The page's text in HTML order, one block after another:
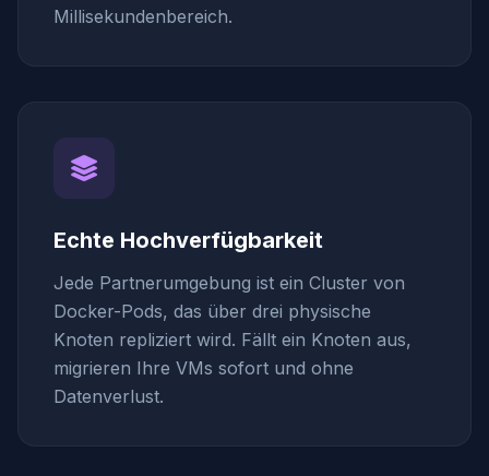
Millisekundenbereich.
Echte Hochverfügbarkeit
Jede Partnerumgebung ist ein Cluster von
Docker-Pods, das über drei physische
Knoten repliziert wird. Fällt ein Knoten aus,
migrieren Ihre VMs sofort und ohne
Datenverlust.